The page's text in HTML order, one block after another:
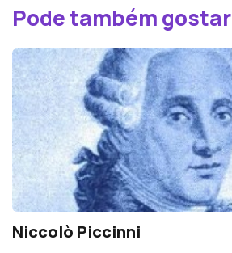
Pode também gostar
Niccolò Piccinni